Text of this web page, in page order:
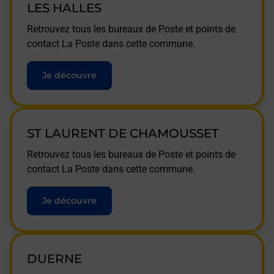
LES HALLES
Retrouvez tous les bureaux de Poste et points de
contact La Poste dans cette commune.
Je découvre
ST LAURENT DE CHAMOUSSET
Retrouvez tous les bureaux de Poste et points de
contact La Poste dans cette commune.
Je découvre
DUERNE